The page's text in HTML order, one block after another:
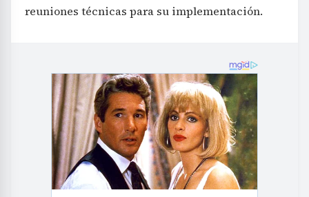
reuniones técnicas para su implementación.